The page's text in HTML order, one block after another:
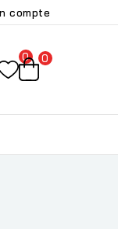
compte
0 0